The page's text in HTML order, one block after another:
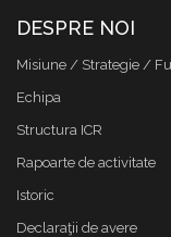
DESPRE NOI
Misiune / Strategie /
Echipa
Structura ICR
Rapoarte de activitate
Istoric
Declaraţii de avere